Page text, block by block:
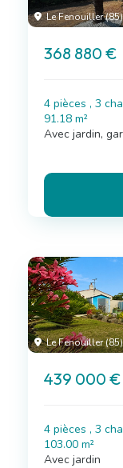
Le Fenouiller (85)
368 880 €
4 pièces , 3
91.18 m²
Avec jardin,
Le Fenouiller (85)
439 000 €
4 pièces , 3
103.00 m²
Avec jardin